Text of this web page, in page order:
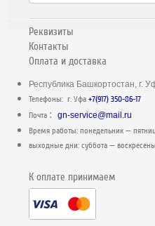
Реквизиты
Контакты
Оплата и доставка
Республика Башкортостан, г.
Телефоны: г. Уфа+7(917) 350-86-17
Почта :gn-service@mail.ru
Время работы: понедельник —
выходные дни: суббота —
К оплате принимаем